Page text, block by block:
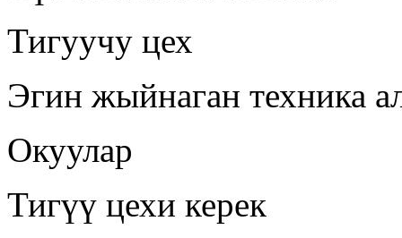
Тигуучу цех
Эгин жыйнаган техника
Окуулар
Тигүү цехи керек